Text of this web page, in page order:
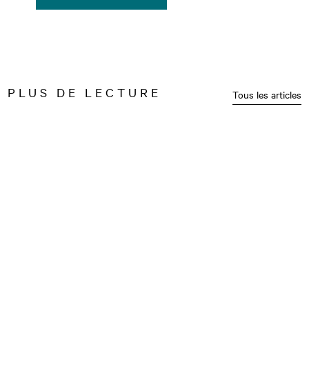
PLUS DE LECTURE Tous les articles